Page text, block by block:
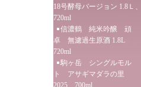
18号酵母バージョン 1.8Ｌ、
720ml
信濃鶴 純米吟醸 頑
卓 無濾過生原酒 1.8L
720ml
駒ヶ岳 シングルモル
ト アサギマダラの里
2025 700ml